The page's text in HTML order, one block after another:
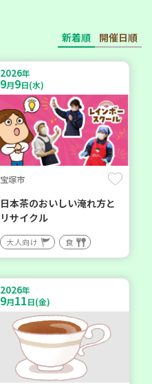
新着順 開催日順
2026年
9月9日(水)
宝塚市
日本茶のおいしい淹れ方と
リサイクル
大人向け 食
2026年
9月11日(金)